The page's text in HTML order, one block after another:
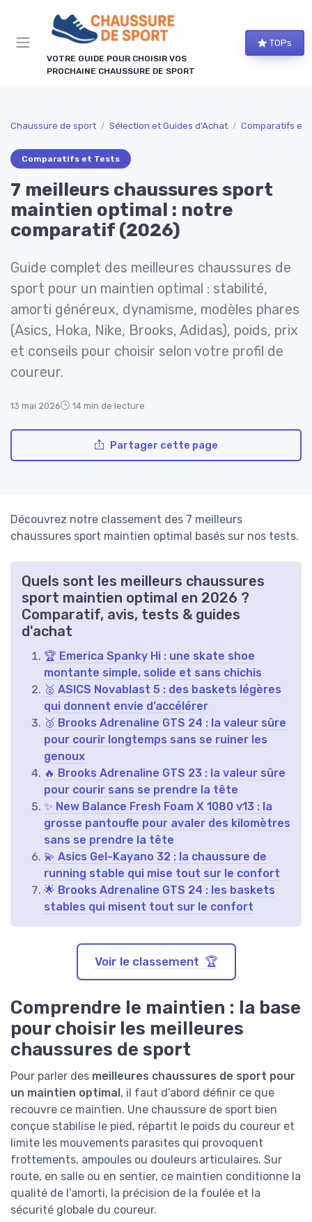
VOTRE GUIDE POUR CHOISIR VOS
PROCHAINE CHAUSSURE DE SPORT
TOPs
Chaussure de sport Sélection et Guides d'Achat Comparatifs et
Comparatifs et Tests
7 meilleurs chaussures sport
maintien optimal : notre
comparatif (2026)
Guide complet des meilleures chaussures de
sport pour un maintien optimal : stabilité,
amorti généreux, dynamisme, modèles phares
(Asics, Hoka, Nike, Brooks, Adidas), poids, prix
et conseils pour choisir selon votre profil de
coureur.
13 mai 2026 14 min de lecture
Partager cette page
Découvrez notre classement des 7 meilleurs
chaussures sport maintien optimal basés sur nos tests.
Quels sont les meilleurs chaussures
sport maintien optimal en 2026 ?
Comparatif, avis, tests & guides
d'achat
🏆 Emerica Spanky Hi : une skate shoe
montante simple, solide et sans chichis
🥈 ASICS Novablast 5 : des baskets légères
qui donnent envie d’accélérer
🥉 Brooks Adrenaline GTS 24 : la valeur sûre
pour courir longtemps sans se ruiner les
genoux
🔥 Brooks Adrenaline GTS 23 : la valeur sûre
pour courir sans se prendre la tête
✨ New Balance Fresh Foam X 1080 v13 : la
grosse pantoufle pour avaler des kilomètres
sans se prendre la tête
💫 Asics Gel-Kayano 32 : la chaussure de
running stable qui mise tout sur le confort
🌟 Brooks Adrenaline GTS 24 : les baskets
stables qui misent tout sur le confort
Voir le classement 🏆
Comprendre le maintien : la base
pour choisir les meilleures
chaussures de sport
Pour parler des meilleures chaussures de sport pour
un maintien optimal, il faut d’abord définir ce que
recouvre ce maintien. Une chaussure de sport bien
conçue stabilise le pied, répartit le poids du coureur et
limite les mouvements parasites qui provoquent
frottements, ampoules ou douleurs articulaires. Sur
route, en salle ou en sentier, ce maintien conditionne la
qualité de l’amorti, la précision de la foulée et la
sécurité globale du coureur.